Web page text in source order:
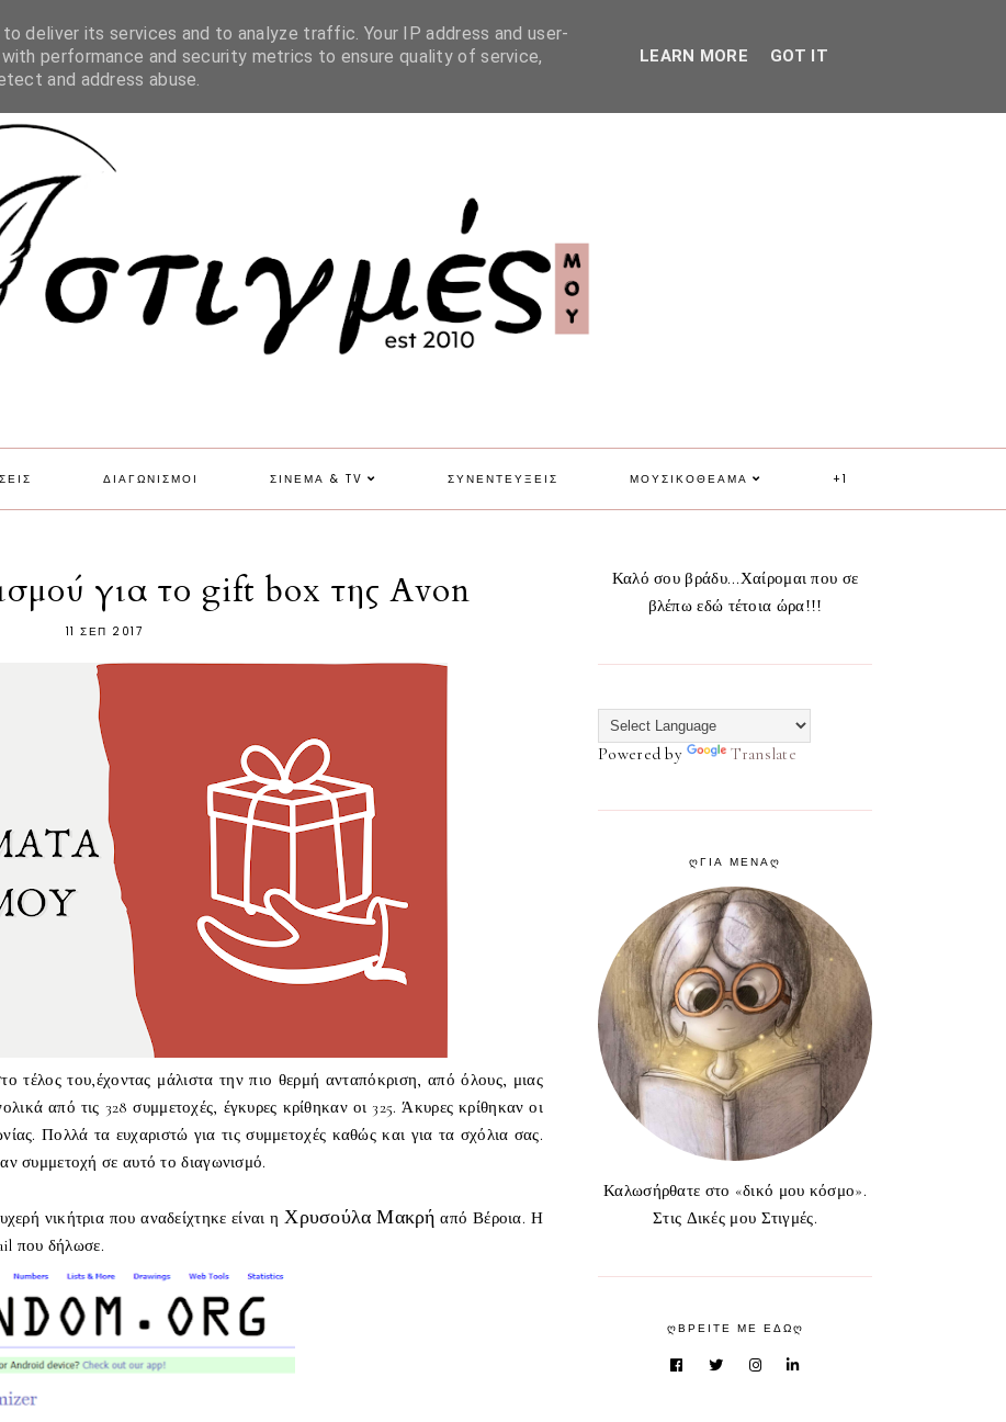
SITE MAP
ΔΙΑΓΩΝΙΣΜΟΙ ΣΙΝΕΜΑ & TV ΣΥΝΕΝΤΕΥΞΕΙΣ ΜΟΥΣΙΚΟΘΕΑΜΑ +1
για το gift box της Avon
11 ΣΕΠ 2017
τέλος του,έχοντας μάλιστα την πιο θερμή ανταπόκριση, από όλους, μιας
από τις 328 συμμετοχές, έγκυρες κρίθηκαν οι 325. Άκυρες κρίθηκαν οι
Πολλά τα ευχαριστώ για τις συμμετοχές καθώς και για τα σχόλια σας.
συμμετοχή σε αυτό το διαγωνισμό.
νικήτρια που αναδείχτηκε είναι ηΧρυσούλα Μακρή από Βέροια. Η
που δήλωσε.
Καλό σου βράδυ...Χαίρομαι που σε
βλέπω εδώ τέτοια ώρα!!!
Powered by Translate
ᲦΓΙΑ ΜΕΝΑᲦ
Καλωσήρθατε στο «δικό μου κόσμο».
Στις Δικές μου Στιγμές.
ᲦΒΡΕΙΤΕ ΜΕ ΕΔΩᲦ
deliver its services and to analyze traffic. Your IP address and user-
performance and security metrics to ensure quality of service,
and address abuse.
LEARN MORE GOT IT